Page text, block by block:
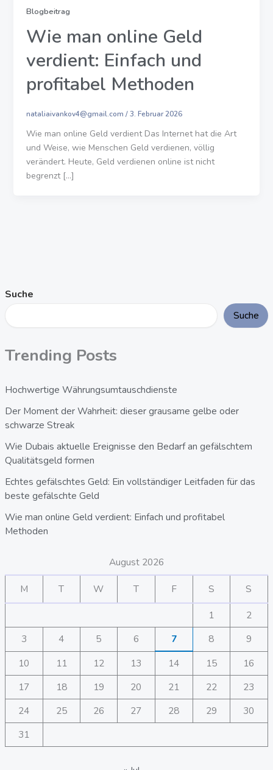
Suche
Suche
Trending Posts
Hochwertige Währungsumtauschdienste
Der Moment der Wahrheit: dieser grausame gelbe oder
schwarze Streak
Wie Dubais aktuelle Ereignisse den Bedarf an gefälschtem
Qualitätsgeld formen
Echtes gefälschtes Geld: Ein vollständiger Leitfaden für das
beste gefälschte Geld
Wie man online Geld verdient: Einfach und profitabel
Methoden
August 2026
M T W T F S S
1
2
3
4 5 6 7 8
9
10
11 12 13 14 15
16
17
18 19 20 21 22
23
24
25 26 27 28 29
30
31
Blogbeitrag
Wie man online Geld
verdient: Einfach und
profitabel Methoden
nataliaivankov4@gmail.com /3. Februar 2026
Wie man online Geld verdient Das Internet hat die Art
und Weise, wie Menschen Geld verdienen, völlig
verändert. Heute, Geld verdienen online ist nicht
begrenzt [...]